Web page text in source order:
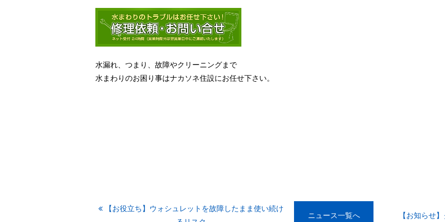
水漏れ、つまり、故障やクリーニングまで
水まわりのお困り事はナカソネ住設にお任せ下さい。
【お役立ち】ウォシュレットを故障したまま使い続け
ニュース一覧へ 【お知らせ